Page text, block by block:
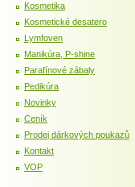
Kosmetika
Kosmetické desatero
Lymfoven
Manikúra, P-shine
Parafínové zábaly
Pedikúra
Novinky
Ceník
Prodej dárkových poukazů
Kontakt
VOP